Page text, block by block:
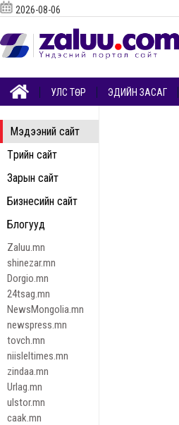
Мэдээний сайт
Төрийн сайт
Зарын сайт
Бизнесийн сайт
Блогууд
Zaluu.mn
shinezar.mn
Dorgio.mn
24tsag.mn
NewsMongolia.mn
newspress.mn
tovch.mn
niisleltimes.mn
zindaa.mn
Urlag.mn
ulstor.mn
caak.mn
2026-08-06
УЛС ТӨР ЭДИЙН ЗАСАГ